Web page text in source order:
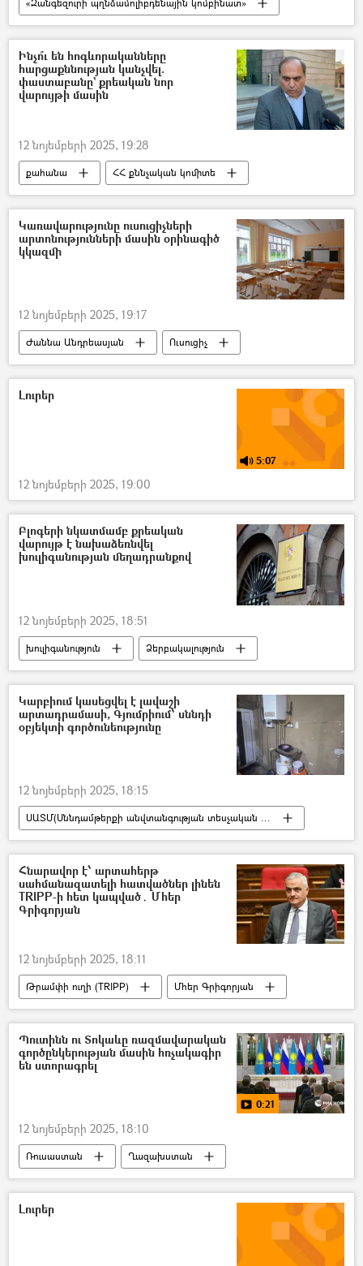
«Զանգեզուրի պղնձամոլիբդենային կոմբինատ»
արևային կայան
Արևային էներգիա
էլեկտրաէներգիա
Ինչո՞ւ են հոգևորականները
հարցաքննության կանչվել.
փաստաբանը` քրեական նոր
վարույթի մասին
12 նոյեմբերի 2025, 19:28
քահանա ՀՀ քննչական կոմիտե
Կառավարությունը ուսուցիչների
արտոնությունների մասին օրինագիծ
կկազմի
12 նոյեմբերի 2025, 19:17
Ժաննա Անդրեասյան
Ուսուցիչ
Արտոնություն
դպրոց
Կրթության, գիտության, մշակույթի և սպորտի նախարարություն (ԿԳՄՍ)
Լուրեր
5:07
12 նոյեմբերի 2025, 19:00
Բլոգերի նկատմամբ քրեական
վարույթ է նախաձեռնվել
խուլիգանության մեղադրանքով
12 նոյեմբերի 2025, 18:51
խուլիգանություն
Ձերբակալություն
Վաղարշապատ
Կարբիում կասեցվել է լավաշի
արտադրամասի, Գյումրիում՝ սննդի
օբյեկտի գործունեությունը
12 նոյեմբերի 2025, 18:15
ՍԱՏՄ(Սննդամթերքի անվտանգության տեսչական մարմին)
արտադրամաս
Հնարավոր է՝ արտահերթ
սահմանազատելի հատվածներ լինեն
TRIPP-ի հետ կապված․ Մհեր
Գրիգորյան
12 նոյեմբերի 2025, 18:11
Թրամփի ուղի (TRIPP)
Մհեր Գրիգորյան
Հայաստան
Ադրբեջան
հայ-ադրբեջանական
Սահման
Դելիմիտացիա
Դեմարկացիա
Պուտինն ու Տոկաևը ռազմավարական
գործընկերության մասին հռչակագիր
են ստորագրել
0:21
12 նոյեմբերի 2025, 18:10
Ռուսաստան
Ղազախստան
Վլադիմիր Պուտին
Կասիմ-Ժոմարտ Տոկաև
տեսանյութ
Լուրեր